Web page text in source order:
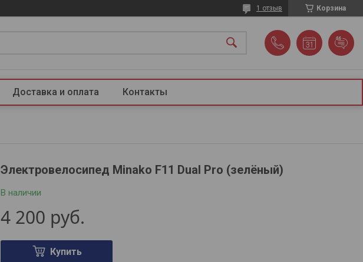
Корзина
1 отзыв
Доставка и оплата Контакты
Электровелосипед Minako F11 Dual Pro (зелёный)
В наличии
4 200 руб.
Купить